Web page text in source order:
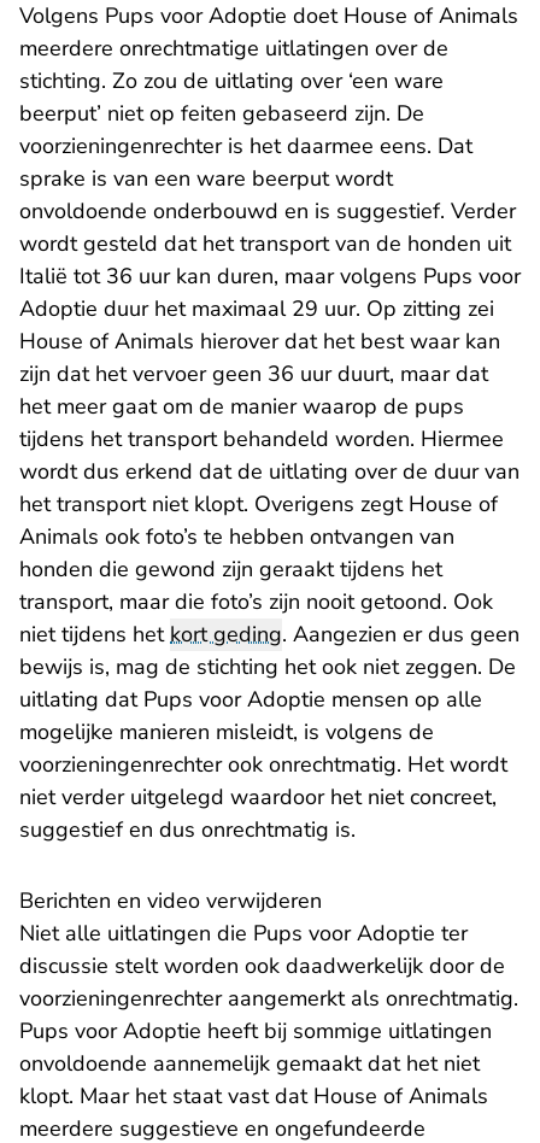
Volgens Pups voor Adoptie doet House of Animals
meerdere onrechtmatige uitlatingen over de
stichting. Zo zou de uitlating over ‘een ware
beerput’ niet op feiten gebaseerd zijn. De
voorzieningenrechter is het daarmee eens. Dat
sprake is van een ware beerput wordt
onvoldoende onderbouwd en is suggestief. Verder
wordt gesteld dat het transport van de honden uit
Italië tot 36 uur kan duren, maar volgens Pups voor
Adoptie duur het maximaal 29 uur. Op zitting zei
House of Animals hierover dat het best waar kan
zijn dat het vervoer geen 36 uur duurt, maar dat
het meer gaat om de manier waarop de pups
tijdens het transport behandeld worden. Hiermee
wordt dus erkend dat de uitlating over de duur van
het transport niet klopt. Overigens zegt House of
Animals ook foto’s te hebben ontvangen van
honden die gewond zijn geraakt tijdens het
transport, maar die foto’s zijn nooit getoond. Ook
niet tijdens hetkort geding. Aangezien er dus geen
bewijs is, mag de stichting het ook niet zeggen. De
uitlating dat Pups voor Adoptie mensen op alle
mogelijke manieren misleidt, is volgens de
voorzieningenrechter ook onrechtmatig. Het wordt
niet verder uitgelegd waardoor het niet concreet,
suggestief en dus onrechtmatig is.
Berichten en video verwijderen
Niet alle uitlatingen die Pups voor Adoptie ter
discussie stelt worden ook daadwerkelijk door de
voorzieningenrechter aangemerkt als onrechtmatig.
Pups voor Adoptie heeft bij sommige uitlatingen
onvoldoende aannemelijk gemaakt dat het niet
klopt. Maar het staat vast dat House of Animals
meerdere suggestieve en ongefundeerde